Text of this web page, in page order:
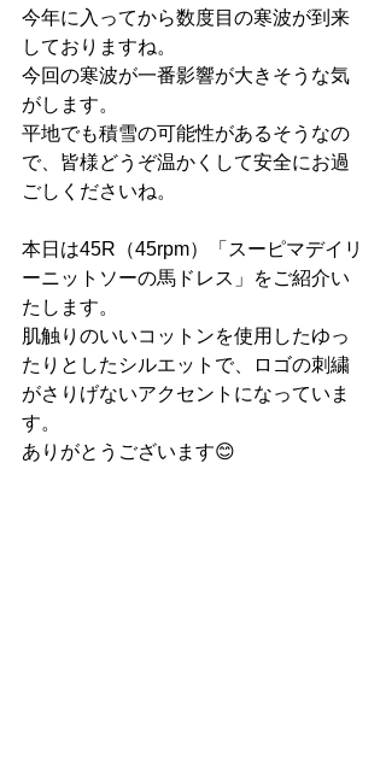
今年に入ってから数度目の寒波が到来
しておりますね。
今回の寒波が一番影響が大きそうな気
がします。
平地でも積雪の可能性があるそうなの
で、皆様どうぞ温かくして安全にお過
ごしくださいね。
本日は45R（45rpm）「 スーピマデイリ
ーニットソーの馬ドレス 」をご紹介い
たします。
肌触りのいいコットンを使用したゆっ
たりとしたシルエットで、ロゴの刺繍
がさりげないアクセントになっていま
す。
ありがとうございます😊